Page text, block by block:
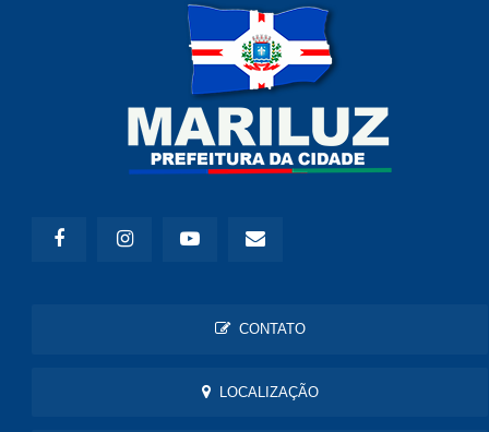
CONTATO
LOCALIZAÇÃO